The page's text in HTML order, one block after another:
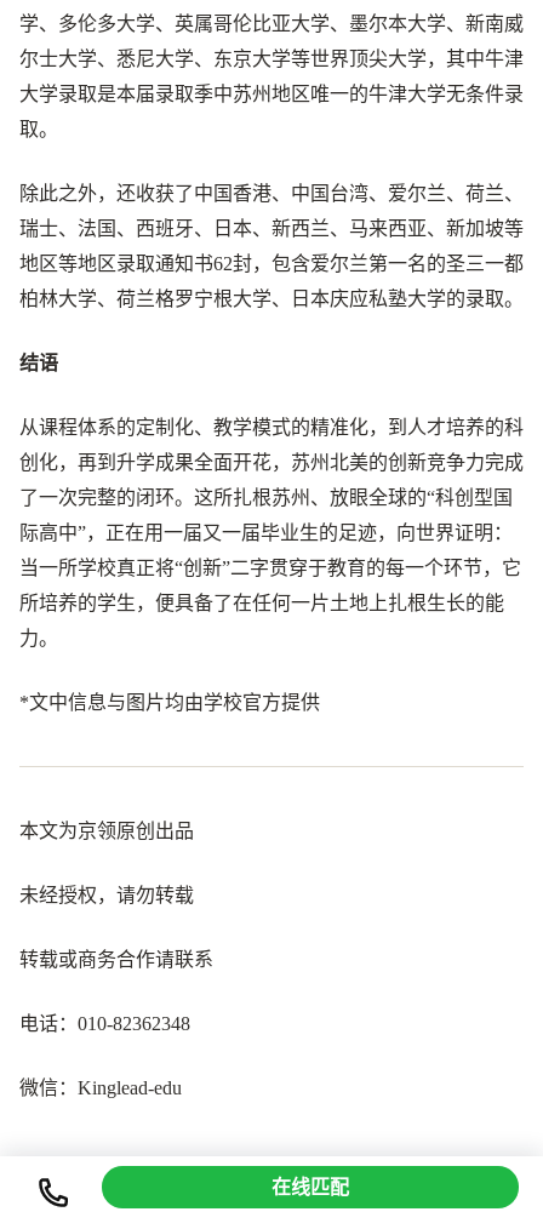
学、多伦多大学、英属哥伦比亚大学、墨尔本大学、新南威
尔士大学、悉尼大学、东京大学等世界顶尖大学，其中牛津
大学录取是本届录取季中苏州地区唯一的牛津大学无条件录
取。
除此之外，还收获了中国香港、中国台湾、爱尔兰、荷兰、
瑞士、法国、西班牙、日本、新西兰、马来西亚、新加坡等
地区等地区录取通知书62封，包含爱尔兰第一名的圣三一都
柏林大学、荷兰格罗宁根大学、日本庆应私塾大学的录取。
结语
从课程体系的定制化、教学模式的精准化，到人才培养的科
创化，再到升学成果全面开花，苏州北美的创新竞争力完成
了一次完整的闭环。这所扎根苏州、放眼全球的“科创型国
际高中”，正在用一届又一届毕业生的足迹，向世界证明：
当一所学校真正将“创新”二字贯穿于教育的每一个环节，它
所培养的学生，便具备了在任何一片土地上扎根生长的能
力。
*文中信息与图片均由学校官方提供
本文为京领原创出品
未经授权，请勿转载
转载或商务合作请联系
电话：010-82362348
微信：Kinglead-edu
在线匹配